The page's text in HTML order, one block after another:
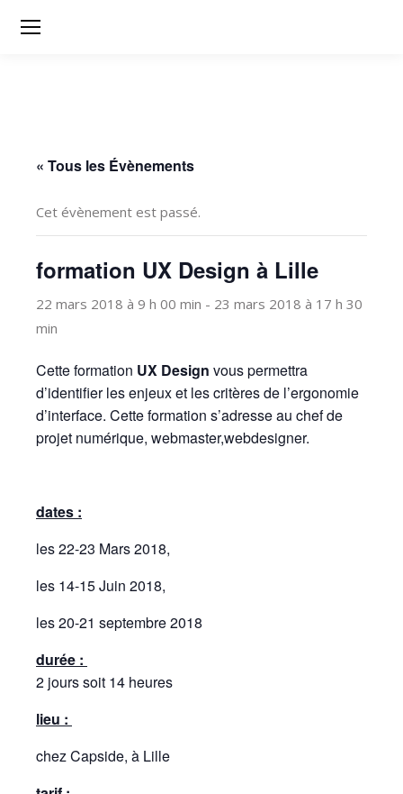
« Tous les Évènements
Cet évènement est passé.
formation UX Design à Lille
22 mars 2018 à 9 h 00 min - 23 mars 2018 à 17 h 30
min
Cette formation UX Design vous permettra
d’identifier les enjeux et les critères de l’ergonomie
d’interface. Cette formation s’adresse au chef de
projet numérique, webmaster,webdesigner.
dates :
les 22-23 Mars 2018,
les 14-15 Juin 2018,
les 20-21 septembre 2018
durée :
2 jours soit 14 heures
lieu :
chez Capside, à Lille